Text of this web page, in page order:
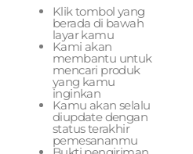
Klik tombol yang
berada di bawah
layar kamu
Kami akan
membantu untuk
mencari produk
yang kamu
inginkan
Kamu akan selalu
diupdate dengan
status terakhir
pemesananmu